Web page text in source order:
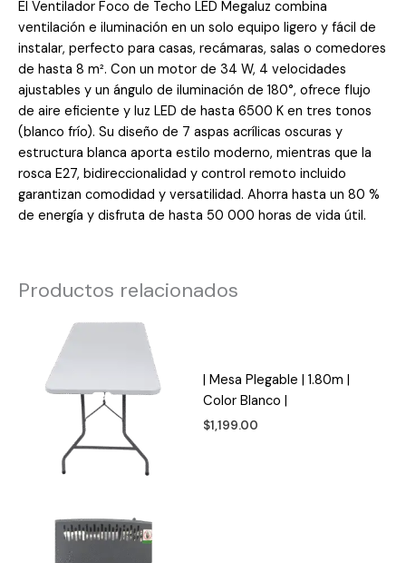
El Ventilador Foco de Techo LED Megaluz combina
ventilación e iluminación en un solo equipo ligero y fácil de
instalar, perfecto para casas, recámaras, salas o comedores
de hasta 8 m². Con un motor de 34 W, 4 velocidades
ajustables y un ángulo de iluminación de 180°, ofrece flujo
de aire eficiente y luz LED de hasta 6500 K en tres tonos
(blanco frío). Su diseño de 7 aspas acrílicas oscuras y
estructura blanca aporta estilo moderno, mientras que la
rosca E27, bidireccionalidad y control remoto incluido
garantizan comodidad y versatilidad. Ahorra hasta un 80 %
de energía y disfruta de hasta 50 000 horas de vida útil.
Productos relacionados
| Mesa Plegable | 1.80m |
Color Blanco |
$1,199.00